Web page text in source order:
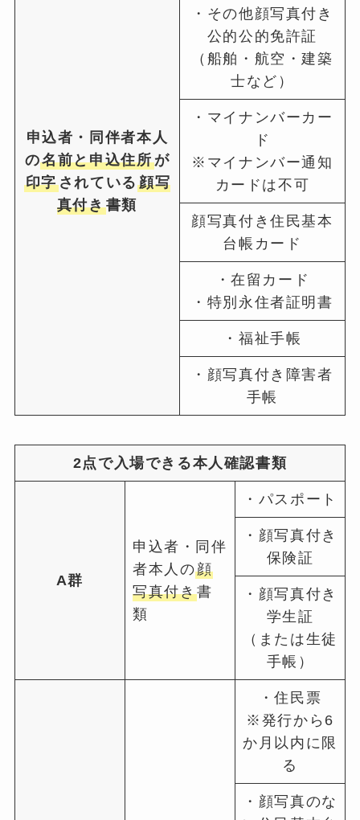
申込者・同伴者本人
の名前と申込住所が
印字されている 顔写
真付き書類
・その他顔写真付き
公的公的免許証
（船舶・航空・建築
士など）
・マイナンバーカー
ド
※マイナンバー通知
カードは不可
顔写真付き住民基本
台帳カード
・在留カード
・特別永住者証明書
・福祉手帳
・顔写真付き障害者
手帳
2点で入場できる本人確認書類
A群
申込者・同伴
者本人の顔
写真付き書
類
・パスポート
・顔写真付き
保険証
・顔写真付き
学生証
（または生徒
手帳）
・住民票
※発行から6
か月以内に限
る
・顔写真のな